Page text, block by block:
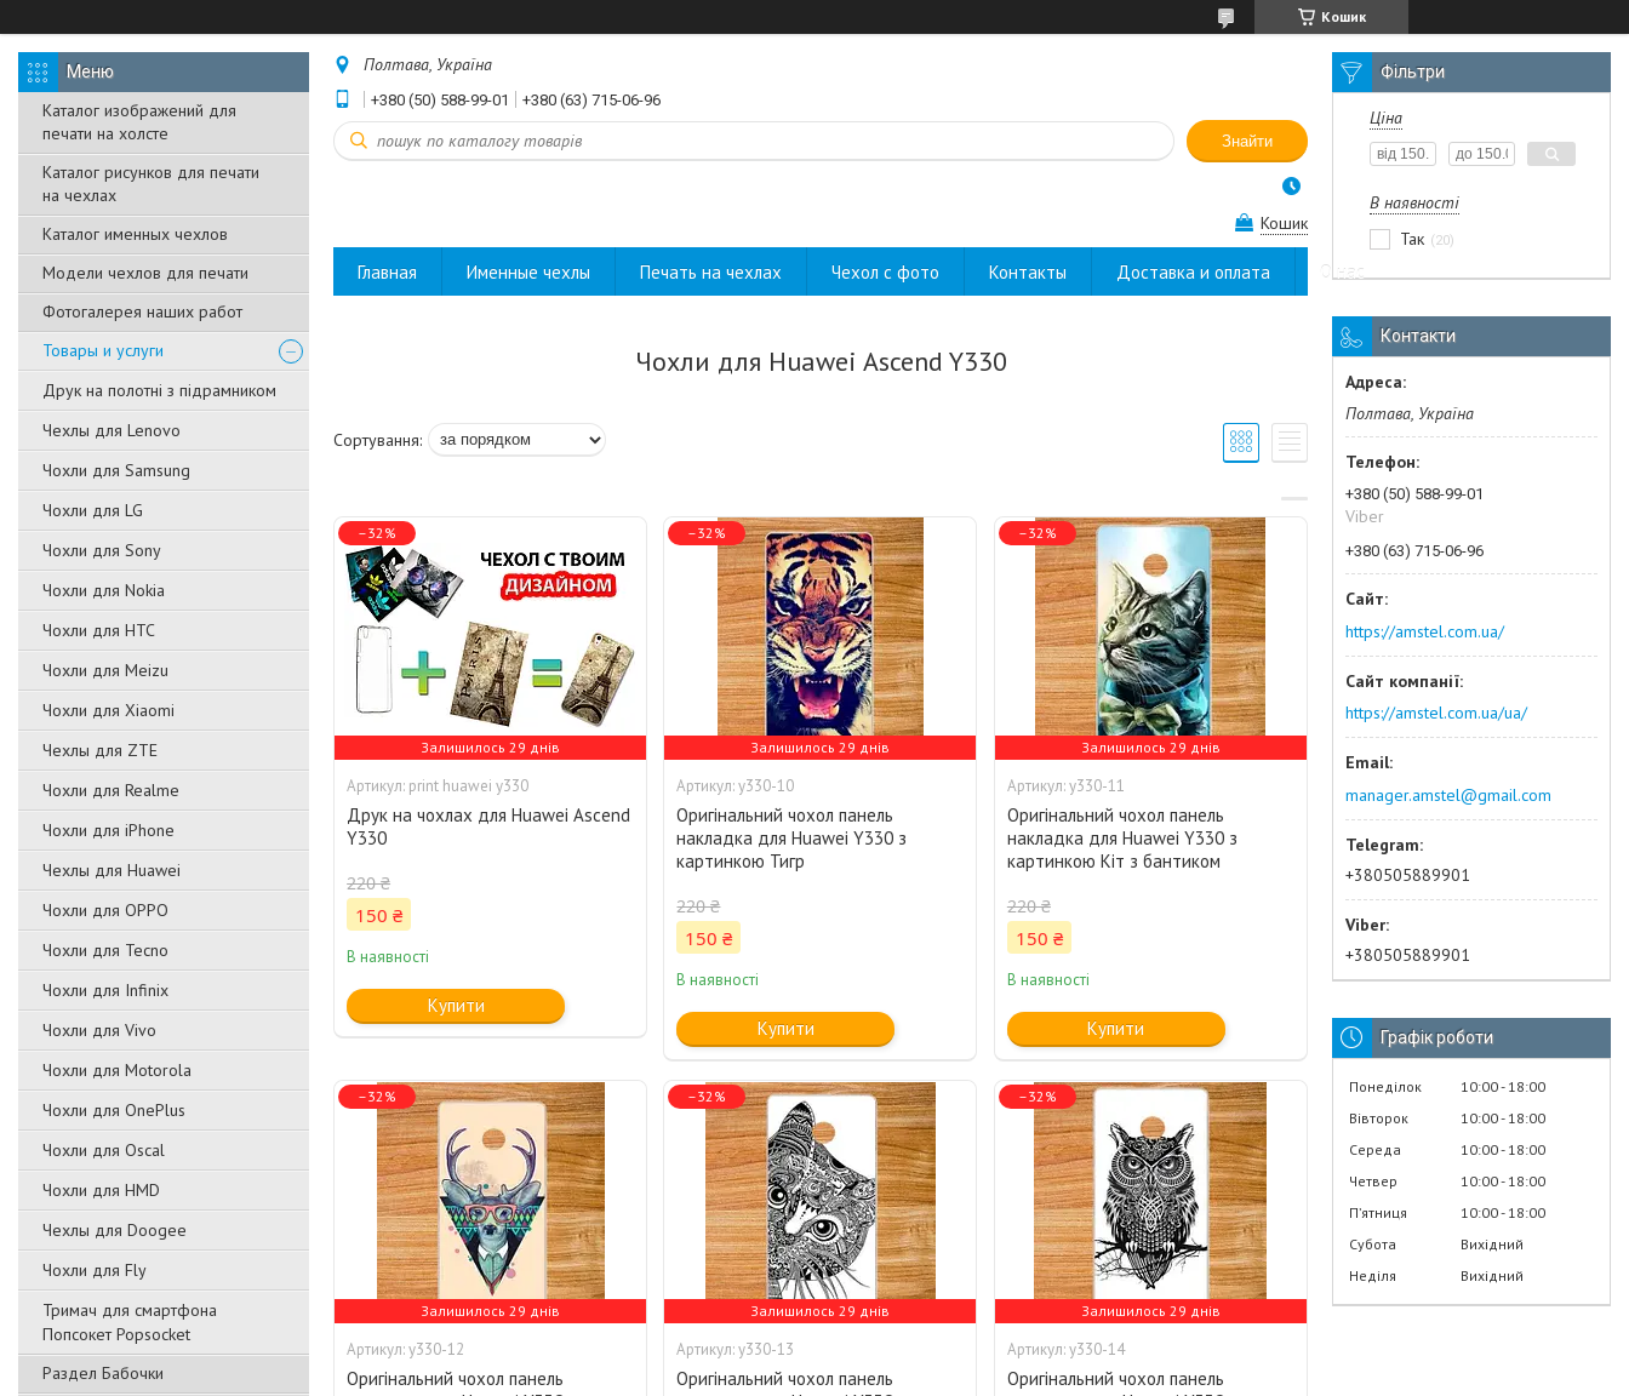
Кошик
Каталог изображений для
печати на холсте
Каталог рисунков для печати
на чехлах
Каталог именных чехлов
Модели чехлов для печати
Фотогалерея наших работ
Товары и услуги
Друк на полотні з підрамником
Чехлы для Lenovo
Чохли для Samsung
Чохли для LG
Чохли для Sony
Чохли для Nokia
Чохли для HTC
Чохли для Meizu
Чохли для Xiaomi
Чехлы для ZTE
Чохли для Realme
Чохли для iPhone
Чехлы для Huawei
Чохли для OPPO
Чохли для Tecno
Чохли для Infinix
Чохли для Vivo
Чохли для Motorola
Чохли для OnePlus
Чохли для Oscal
Чохли для HMD
Чехлы для Doogee
Чохли для Fly
Тримач для смартфона
Попсокет Popsocket
Раздел Бабочки
Полтава, Україна
+380 (50) 588-99-01 +380 (63) 715-06-96
Знайти
Кошик
Главная Именные чехлы Печать на чехлах Чехол с фото Контакты Доставка и оплата О нас
Чохли для Huawei Ascend Y330
–32%
Залишилось 29 днів
print huawei y330
Друк на чохлах для Huawei Ascend
Y330
220 ₴
150 ₴
В наявності
Купити
–32%
Залишилось 29 днів
y330-10
Оригінальний чохол панель
накладка для Huawei Y330 з
картинкою Тигр
220 ₴
150 ₴
В наявності
Купити
–32%
Залишилось 29 днів
y330-11
Оригінальний чохол панель
накладка для Huawei Y330 з
картинкою Кіт з бантиком
220 ₴
150 ₴
В наявності
Купити
–32%
Залишилось 29 днів
y330-12
Оригінальний чохол панель
–32%
Залишилось 29 днів
y330-13
Оригінальний чохол панель
–32%
Залишилось 29 днів
y330-14
Оригінальний чохол панель
Фільтри
Ціна
В наявності
Так
20
Контакти
Полтава, Україна
+380 (50) 588-99-01
Viber
+380 (63) 715-06-96
https://amstel.com.ua/
https://amstel.com.ua/ua/
manager.amstel@gmail.com
+380505889901
+380505889901
Графік роботи
Понеділок 10:00 18:00
Вівторок
10:00 18:00
Середа
10:00 18:00
Четвер
10:00 18:00
Пʼятниця
10:00 18:00
Субота
Вихідний
Неділя
Вихідний